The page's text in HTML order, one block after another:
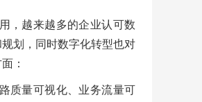
，越来越多的企业认可数
划，同时数字化转型也对
：
质量可视化、业务流量可